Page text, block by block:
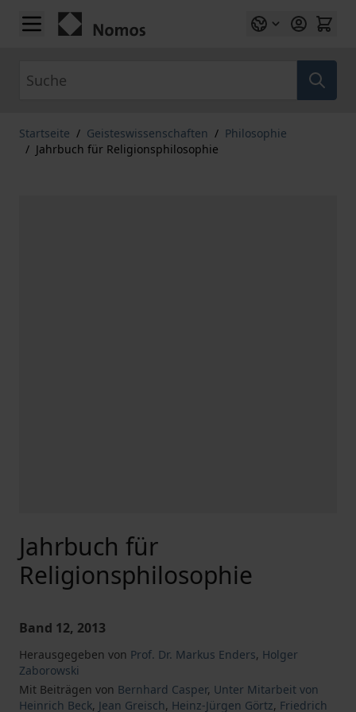
Zum Inhalt springen
Startseite / Geisteswissenschaften / Philosophie
/ Jahrbuch für Religionsphilosophie
Jahrbuch für
Religionsphilosophie
Band 12, 2013
Herausgegeben von Prof. Dr. Markus Enders, Holger
Zaborowski
Mit Beiträgen von Bernhard Casper, Unter Mitarbeit von
Heinrich Beck, Jean Greisch, Heinz-Jürgen Görtz, Friedrich